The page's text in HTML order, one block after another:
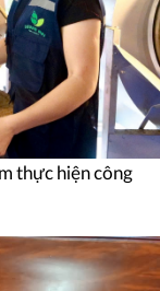
thực hiện công